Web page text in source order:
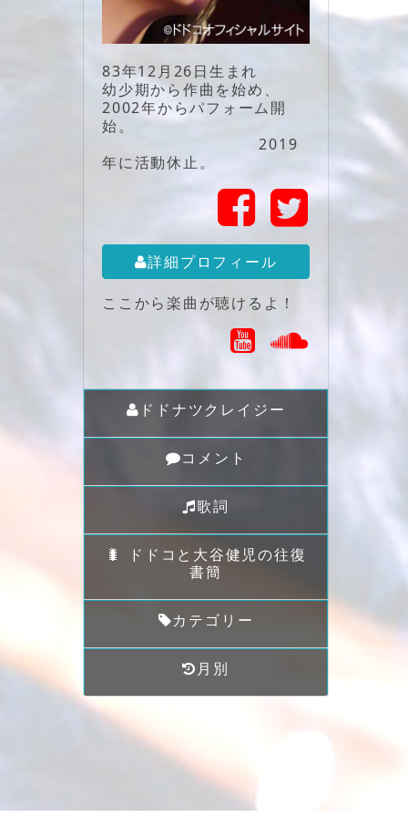
83年12月26日生まれ
幼少期から作曲を始め、
2002年からパフォーム開
始。
2019
年に活動休止。
詳細プロフィール
ここから楽曲が聴けるよ！
ドドナツクレイジー
コメント
歌詞
🐛 ドドコと大谷健児の往復
書簡
カテゴリー
月別